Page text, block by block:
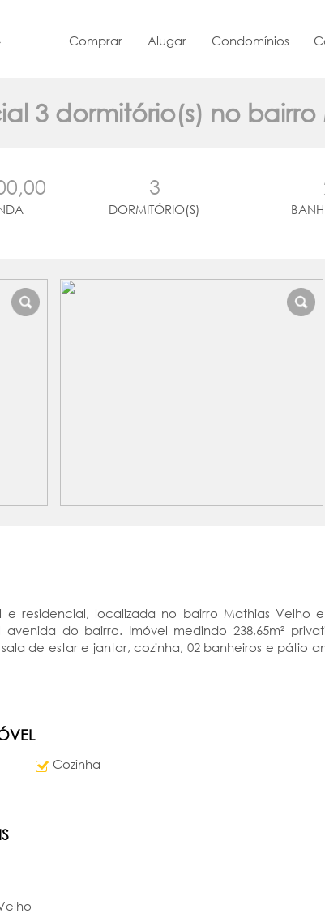
Comprar Alugar Condomínios
3 dormitório(s) no
3
DORMITÓRIO(S)
residencial, localizada no bairro Mathias Velho
do bairro. Imóvel medindo 238,65m²
de estar e jantar, cozinha, 02 banheiros e pátio
Cozinha